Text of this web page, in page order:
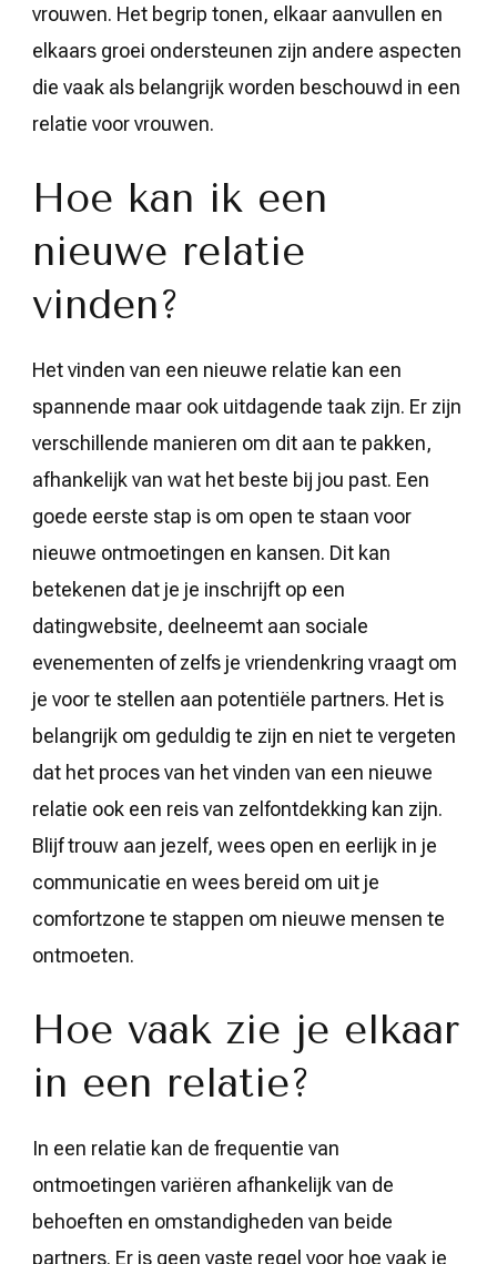
vrouwen. Het begrip tonen, elkaar aanvullen en
elkaars groei ondersteunen zijn andere aspecten
die vaak als belangrijk worden beschouwd in een
relatie voor vrouwen.
Hoe kan ik een
nieuwe relatie
vinden?
Het vinden van een nieuwe relatie kan een
spannende maar ook uitdagende taak zijn. Er zijn
verschillende manieren om dit aan te pakken,
afhankelijk van wat het beste bij jou past. Een
goede eerste stap is om open te staan voor
nieuwe ontmoetingen en kansen. Dit kan
betekenen dat je je inschrijft op een
datingwebsite, deelneemt aan sociale
evenementen of zelfs je vriendenkring vraagt om
je voor te stellen aan potentiële partners. Het is
belangrijk om geduldig te zijn en niet te vergeten
dat het proces van het vinden van een nieuwe
relatie ook een reis van zelfontdekking kan zijn.
Blijf trouw aan jezelf, wees open en eerlijk in je
communicatie en wees bereid om uit je
comfortzone te stappen om nieuwe mensen te
ontmoeten.
Hoe vaak zie je elkaar
in een relatie?
In een relatie kan de frequentie van
ontmoetingen variëren afhankelijk van de
behoeften en omstandigheden van beide
partners. Er is geen vaste regel voor hoe vaak je